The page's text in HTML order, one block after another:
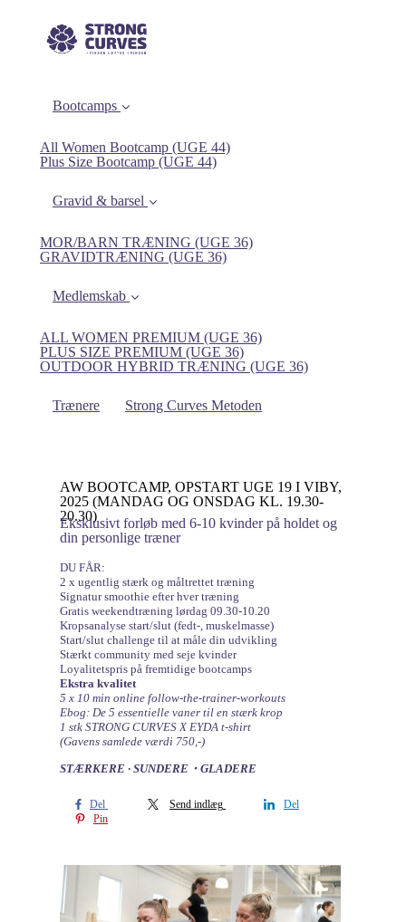
Bootcamps
All Women Bootcamp (UGE 44)
Plus Size Bootcamp (UGE 44)
Gravid & barsel
MOR/BARN TRÆNING (UGE 36)
GRAVIDTRÆNING (UGE 36)
Medlemskab
ALL WOMEN PREMIUM (UGE 36)
PLUS SIZE PREMIUM (UGE 36)
OUTDOOR HYBRID TRÆNING (UGE 36)
Trænere Strong Curves Metoden
AW BOOTCAMP, OPSTART UGE 19 I VIBY,
2025 (MANDAG OG ONSDAG KL. 19.30-
20.30)
Eksklusivt forløb med 6-10 kvinder på holdet og
din personlige træner
DU FÅR:
2 x ugentlig stærk og måltrettet træning
Signatur smoothie efter hver træning
Gratis weekendtræning lørdag 09.30-10.20
Kropsanalyse start/slut (fedt-, muskelmasse)
Start/slut challenge til at måle din udvikling
Stærkt community med seje kvinder
Loyalitetspris på fremtidige bootcamps
Ekstra kvalitet
5 x 10 min online follow-the-trainer-workouts
Ebog: De 5 essentielle vaner til en stærk krop
1 stk STRONG CURVES X EYDA t-shirt
(Gavens samlede værdi 750,-)
STÆRKERE ∙ SUNDERE・GLADERE
Del Send indlæg
Del
Pin